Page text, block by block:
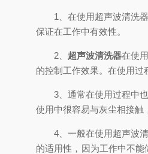
1、在使用超声波清洗器
保证在工作中有效性。
2、 超声波清洗器在使
的控制工作效果。在使用过
3、通常在使用过程中也
使用中很容易与灰尘相接触
4、一般在使用超声波清
的适用性，因为工作中不